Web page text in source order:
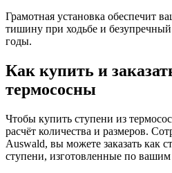
Грамотная установка обеспечит
тишину при ходьбе и
годы.
Как купить и
термососны
Чтобы купить ступени из
расчёт количества и размеров.
Auswald, вы можете заказать как
ступени, изготовленные по